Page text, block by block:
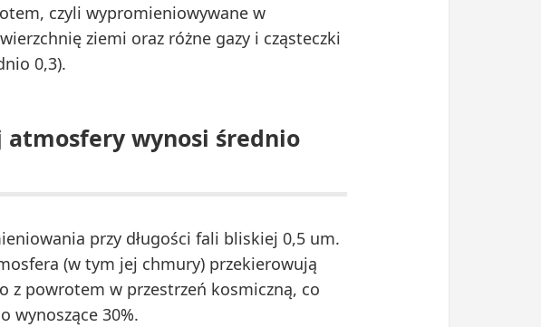
czyli wypromieniowywane w
ziemi oraz różne gazy i cząsteczki
0,3).
atmosfery wynosi średnio
przy długości fali bliskiej 0,5 um.
(w tym jej chmury) przekierowują
z powrotem w przestrzeń kosmiczną, co
wynoszące 30%.